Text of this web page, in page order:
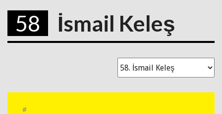
58 İsmail Keleş
#